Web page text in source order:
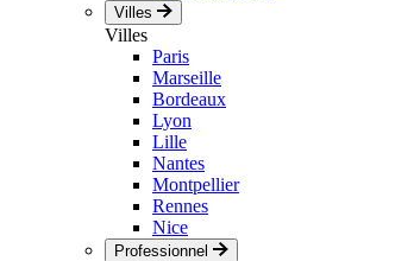
Villes
Villes
Paris
Marseille
Bordeaux
Lyon
Lille
Nantes
Montpellier
Rennes
Nice
Professionnel